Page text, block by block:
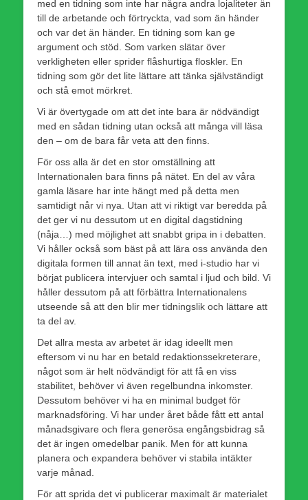
med en tidning som inte har några andra lojaliteter än
till de arbetande och förtryckta, vad som än händer
och var det än händer. En tidning som kan ge
argument och stöd. Som varken slätar över
verkligheten eller sprider flåshurtiga floskler. En
tidning som gör det lite lättare att tänka självständigt
och stå emot mörkret.
Vi är övertygade om att det inte bara är nödvändigt
med en sådan tidning utan också att många vill läsa
den – om de bara får veta att den finns.
För oss alla är det en stor omställning att
Internationalen bara finns på nätet. En del av våra
gamla läsare har inte hängt med på detta men
samtidigt når vi nya. Utan att vi riktigt var beredda på
det ger vi nu dessutom ut en digital dagstidning
(nåja…) med möjlighet att snabbt gripa in i debatten.
Vi håller också som bäst på att lära oss använda den
digitala formen till annat än text, med i-studio har vi
börjat publicera intervjuer och samtal i ljud och bild. Vi
håller dessutom på att förbättra Internationalens
utseende så att den blir mer tidningslik och lättare att
ta del av.
Det allra mesta av arbetet är idag ideellt men
eftersom vi nu har en betald redaktionssekreterare,
något som är helt nödvändigt för att få en viss
stabilitet, behöver vi även regelbundna inkomster.
Dessutom behöver vi ha en minimal budget för
marknadsföring. Vi har under året både fått ett antal
månadsgivare och flera generösa engångsbidrag så
det är ingen omedelbar panik. Men för att kunna
planera och expandera behöver vi stabila intäkter
varje månad.
För att sprida det vi publicerar maximalt är materialet